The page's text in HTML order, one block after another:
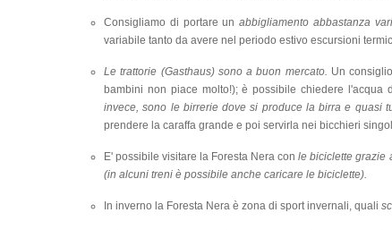
Consigliamo di portare unabbigliamento abbastanza
variabile tanto da avere nel periodo estivo escursioni
Le trattorie (Gasthaus) sono a buon mercato. Un
bambini non piace molto!); è possibile chiedere
invece, sono le birrerie dove si produce la birra e quasi
prendere la caraffa grande e poi servirla nei bicchieri
E' possibile visitare la Foresta Nera con le biciclette grazie
(in alcuni treni è possibile anche caricare le biciclette).
In inverno la Foresta Nera è zona di sport invernali, quali